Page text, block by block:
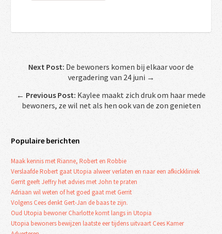
Next Post: De bewoners komen bij elkaar voor de
vergadering van 24 juni →
← Previous Post: Kaylee maakt zich druk om haar mede
bewoners, ze wil net als hen ook van de zon genieten
Populaire berichten
Maak kennis met Rianne, Robert en Robbie
Verslaafde Robert gaat Utopia alweer verlaten en naar een afkickkliniek
Gerrit geeft Jeffry het advies met John te praten
Adriaan wil weten of het goed gaat met Gerrit
Volgens Cees denkt Gert-Jan de baas te zijn.
Oud Utopia bewoner Charlotte komt langs in Utopia
Utopia bewoners bewijzen laatste eer tijdens uitvaart Cees Kamer